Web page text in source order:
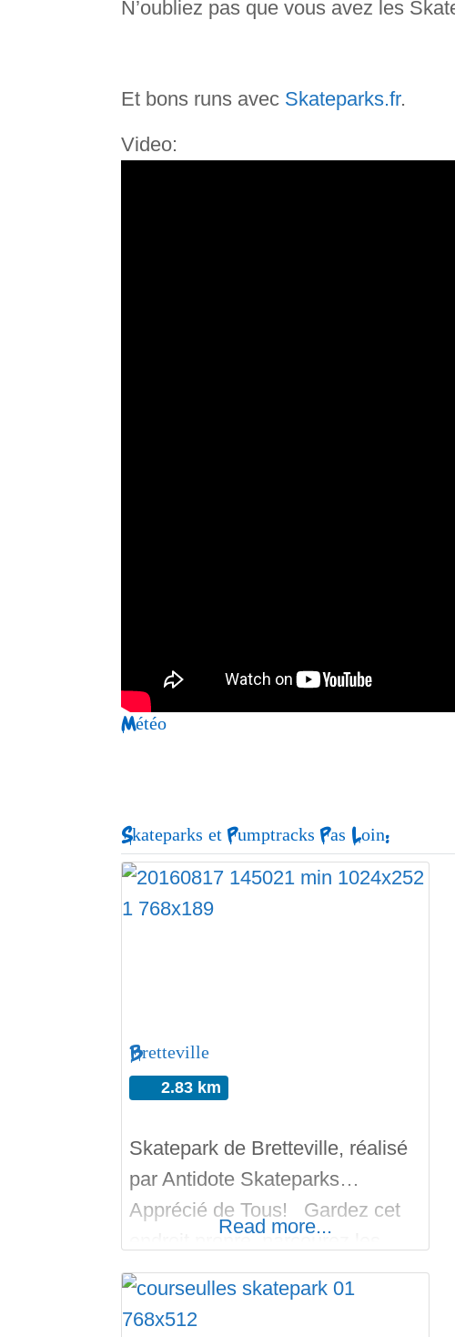
N’oubliez pas que vous avez les
Et bons runs avec Skateparks.fr.
Video:
Météo
Skateparks et Pumptracks Pas Loin:
Bretteville
2.83 km
Skatepark de Bretteville, réalisé
par Antidote Skateparks…
Apprécié de Tous! Gardez cet
photos, avis, vidéos. Visitez les
Skateparks alentours. En cas
Read more...